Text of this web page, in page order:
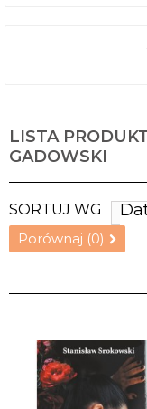
LISTA
GADOWSKI
SORTUJ WG
Porównaj (0)